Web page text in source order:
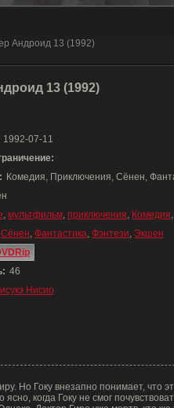
Андроид 13 (1992)
13 (1992)
1992-07-11
Комедия, Приключения, Сёнен,
, мультфильм, приключения, Комедия,
Сёнен, Фантастика, Фэнтези, Экшен
46
Нисио
Но Гоку внезапно понимает, что
когда Гоку не смог